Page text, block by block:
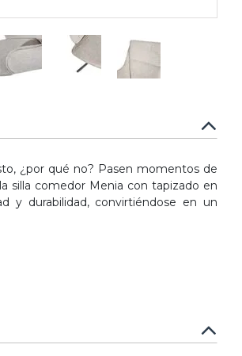
¿por qué no? Pasen momentos de
silla comedor Menia con tapizado en
y durabilidad, convirtiéndose en un